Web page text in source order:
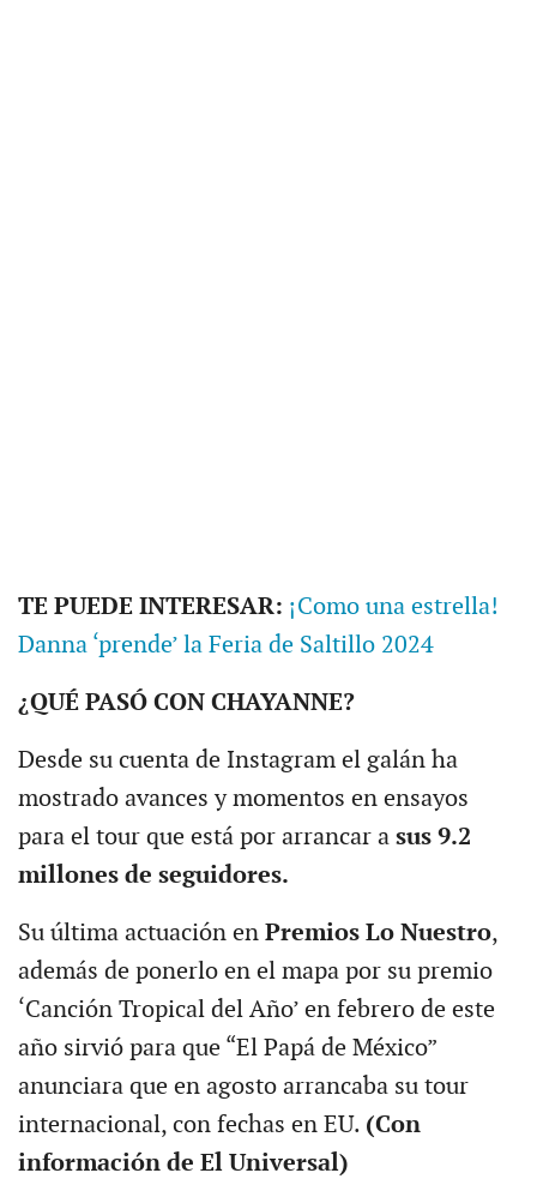
TE PUEDE INTERESAR: ¡Como una estrella!
Danna ‘prende’ la Feria de Saltillo 2024
¿QUÉ PASÓ CON CHAYANNE?
Desde su cuenta de Instagram el galán ha
mostrado avances y momentos en ensayos
para el tour que está por arrancar asus 9.2
millones de seguidores.
Su última actuación en Premios Lo Nuestro,
además de ponerlo en el mapa por su premio
‘Canción Tropical del Año’ en febrero de este
año sirvió para que “El Papá de México”
anunciara que en agosto arrancaba su tour
internacional, con fechas en EU. (Con
información de El Universal)